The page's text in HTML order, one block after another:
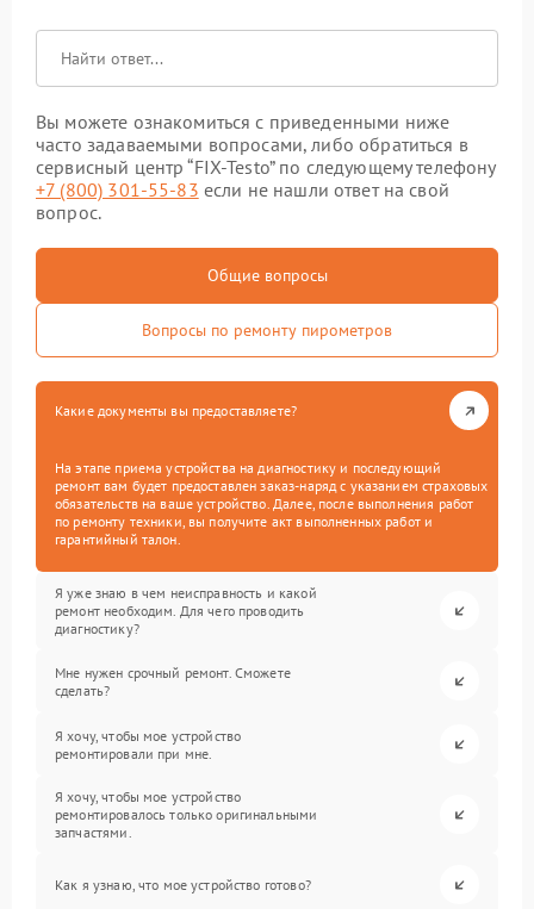
Вы можете ознакомиться с приведенными ниже
часто задаваемыми вопросами, либо обратиться в
сервисный центр “FIX-Testo” по следующему телефону
+7 (800) 301-55-83 если не нашли ответ на свой
вопрос.
Общие вопросы
Вопросы по ремонту пирометров
Какие документы вы предоставляете?
На этапе приема устройства на диагностику и последующий
ремонт вам будет предоставлен заказ-наряд с указанием страховых
обязательств на ваше устройство. Далее, после выполнения работ
по ремонту техники, вы получите акт выполненных работ и
гарантийный талон.
Я уже знаю в чем неисправность и какой
ремонт необходим. Для чего проводить
диагностику?
Мне нужен срочный ремонт. Сможете
сделать?
Я хочу, чтобы мое устройство
ремонтировали при мне.
Я хочу, чтобы мое устройство
ремонтировалось только оригинальными
запчастями.
Как я узнаю, что мое устройство готово?